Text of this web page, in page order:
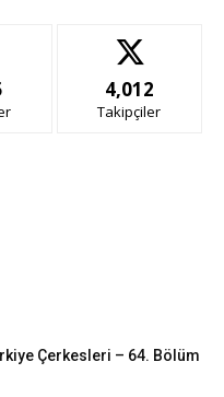
4,012
Takipçiler
Çerkesleri – 64. Bölüm